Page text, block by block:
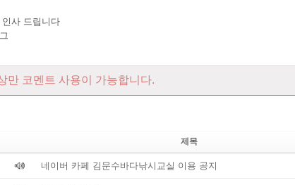
인사 드립니다
만 코멘트 사용이 가능합니다.
제목
네이버 카페 김문수바다낚시교실 이용 공지